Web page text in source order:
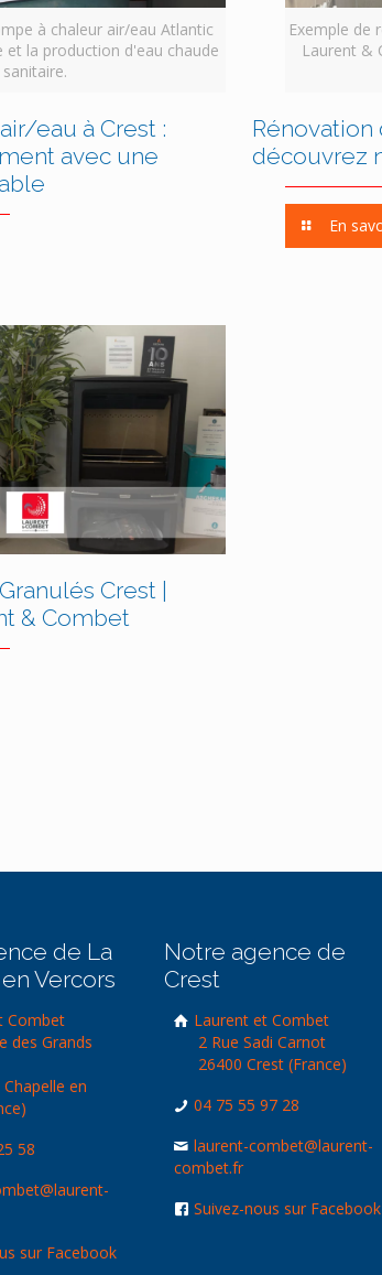
à chaleur air/eau Atlantic
et la production d'eau chaude
sanitaire.
eau à Crest :
avec une
Exemple de
Laurent &
Rénovation
découvrez
En
Crest |
& Combet
de La
Vercors
Combet
des Grands
en
58
sur Facebook
Notre agence de
Crest
Laurent et Combet
2 Rue Sadi Carnot
26400 Crest (France)
04 75 55 97 28
laurent-combet@laurent-
combet.fr
Suivez-nous sur Facebook